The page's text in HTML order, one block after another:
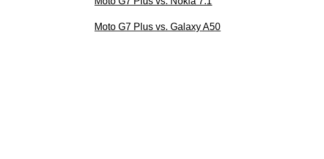
Moto G7 Plus vs. Galaxy A50